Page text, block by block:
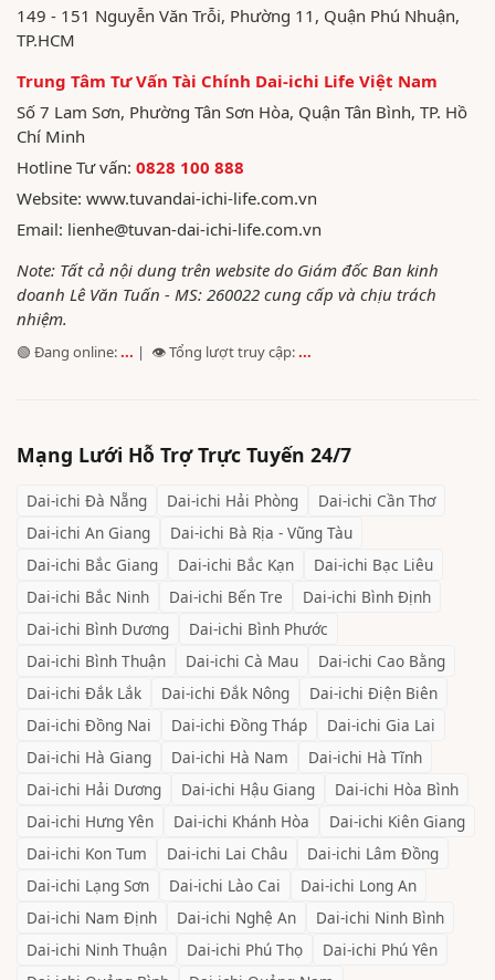
149 - 151 Nguyễn Văn Trỗi, Phường 11, Quận Phú Nhuận,
TP.HCM
Trung Tâm Tư Vấn Tài Chính Dai-ichi Life Việt Nam
Số 7 Lam Sơn, Phường Tân Sơn Hòa, Quận Tân Bình, TP. Hồ
Chí Minh
Hotline Tư vấn: 0828 100 888
Website: www.tuvandai-ichi-life.com.vn
Email: lienhe@tuvan-dai-ichi-life.com.vn
Note: Tất cả nội dung trên website do Giám đốc Ban kinh
doanh Lê Văn Tuấn - MS: 260022 cung cấp và chịu trách
nhiệm.
🟢 Đang online:... | 👁️ Tổng lượt truy cập:...
Mạng Lưới Hỗ Trợ Trực Tuyến 24/7
Dai-ichi Đà Nẵng Dai-ichi Hải Phòng Dai-ichi Cần Thơ
Dai-ichi An Giang Dai-ichi Bà Rịa - Vũng Tàu
Dai-ichi Bắc Giang Dai-ichi Bắc Kạn Dai-ichi Bạc Liêu
Dai-ichi Bắc Ninh Dai-ichi Bến Tre Dai-ichi Bình Định
Dai-ichi Bình Dương Dai-ichi Bình Phước
Dai-ichi Bình Thuận Dai-ichi Cà Mau Dai-ichi Cao Bằng
Dai-ichi Đắk Lắk Dai-ichi Đắk Nông Dai-ichi Điện Biên
Dai-ichi Đồng Nai Dai-ichi Đồng Tháp Dai-ichi Gia Lai
Dai-ichi Hà Giang Dai-ichi Hà Nam Dai-ichi Hà Tĩnh
Dai-ichi Hải Dương Dai-ichi Hậu Giang Dai-ichi Hòa Bình
Dai-ichi Hưng Yên Dai-ichi Khánh Hòa Dai-ichi Kiên Giang
Dai-ichi Kon Tum Dai-ichi Lai Châu Dai-ichi Lâm Đồng
Dai-ichi Lạng Sơn Dai-ichi Lào Cai Dai-ichi Long An
Dai-ichi Nam Định Dai-ichi Nghệ An Dai-ichi Ninh Bình
Dai-ichi Ninh Thuận Dai-ichi Phú Thọ Dai-ichi Phú Yên